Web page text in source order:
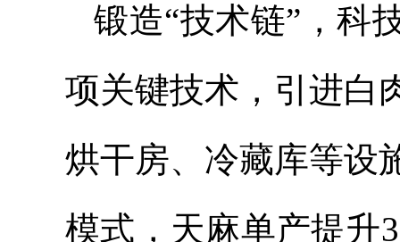
锻造“技术链”，科
项关键技术，引进白
烘干房、冷藏库等设
模式，天麻单产提升